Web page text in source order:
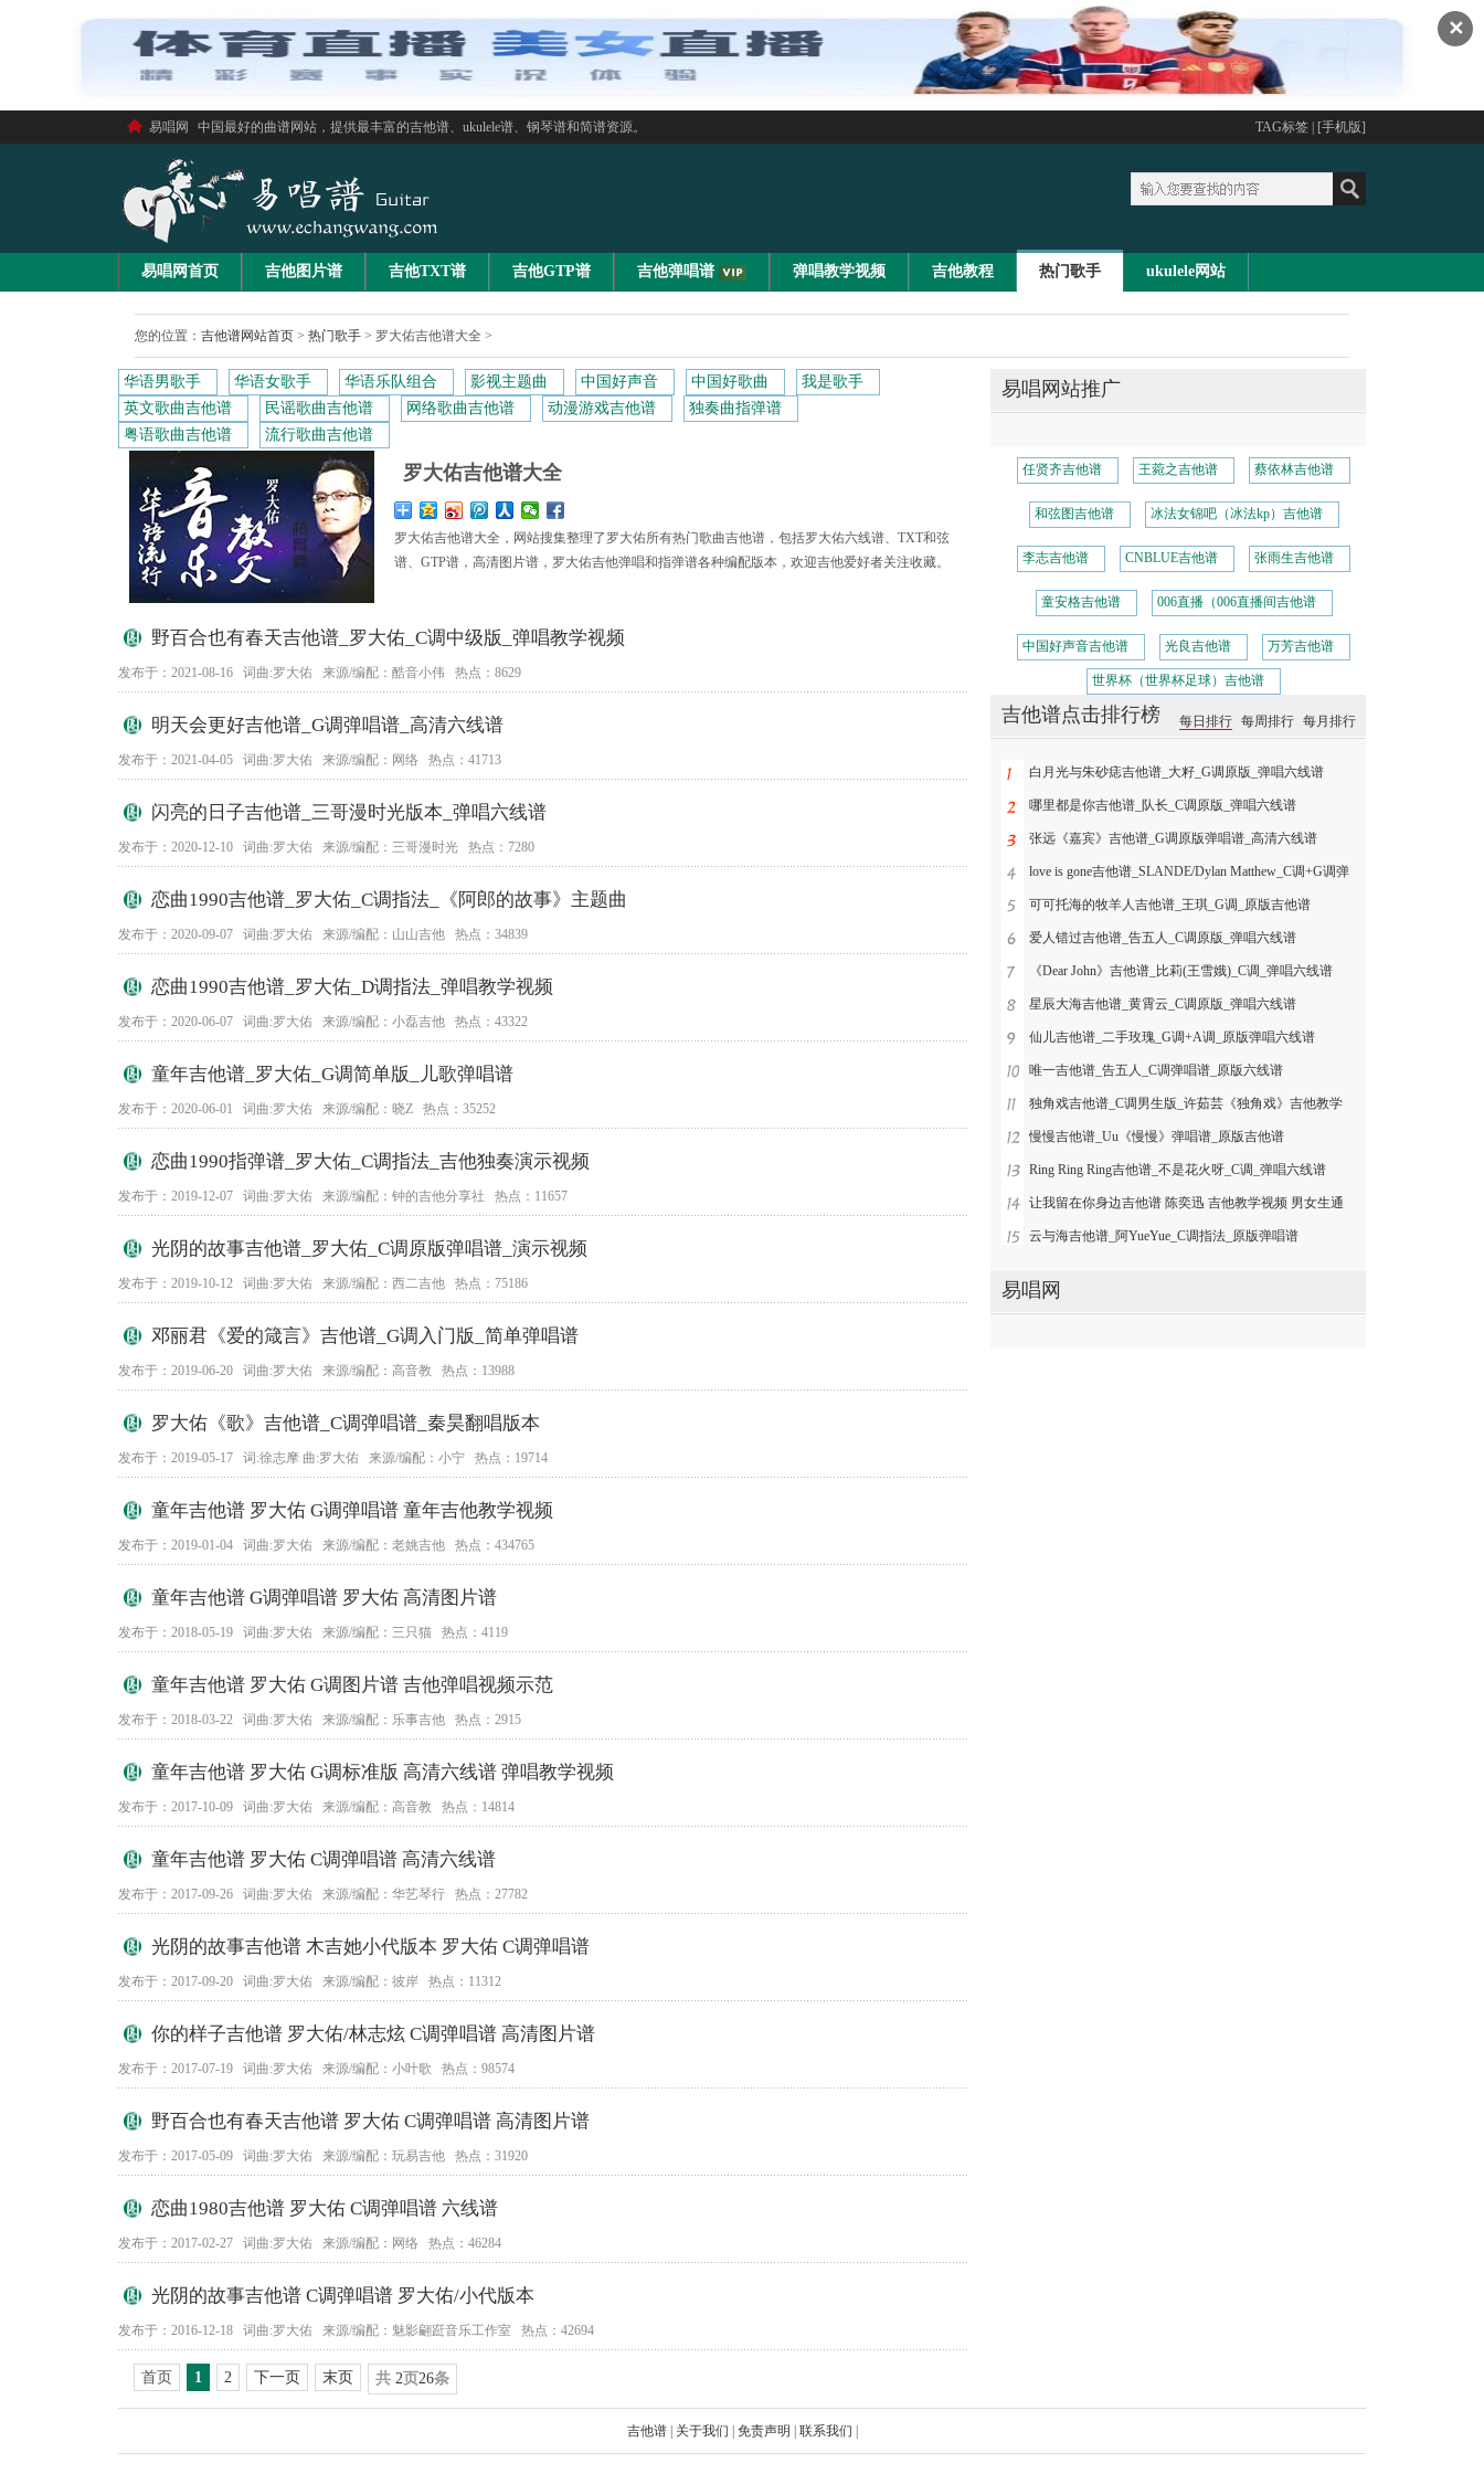
✕
易唱网 中国最好的曲谱网站，提供最丰富的吉他谱、ukulele谱、钢琴谱和简谱资源。 TAG标签 | [手机版]
易唱网首页 吉他图片谱 吉他TXT谱 吉他GTP谱 吉他弹唱谱 弹唱教学视频 吉他教程 热门歌手 ukulele网站
您的位置： 吉他谱网站首页 > 热门歌手 > 罗大佑吉他谱大全 >
华语男歌手 华语女歌手 华语乐队组合 影视主题曲 中国好声音 中国好歌曲
我是歌手
英文歌曲吉他谱
民谣歌曲吉他谱 网络歌曲吉他谱 动漫游戏吉他谱
独奏曲指弹谱
粤语歌曲吉他谱
流行歌曲吉他谱
罗大佑吉他谱大全
罗大佑吉他谱大全，网站搜集整理了罗大佑所有热门歌曲吉他谱，包括罗大佑六线谱、TXT和弦
谱、GTP谱，高清图片谱，罗大佑吉他弹唱和指弹谱各种编配版本，欢迎吉他爱好者关注收藏。
野百合也有春天吉他谱_罗大佑_C调中级版_弹唱教学视频
发布于：2021-08-16 词曲:罗大佑 来源/编配：酷音小伟 热点：8629
明天会更好吉他谱_G调弹唱谱_高清六线谱
发布于：2021-04-05 词曲:罗大佑 来源/编配：网络 热点：41713
闪亮的日子吉他谱_三哥漫时光版本_弹唱六线谱
发布于：2020-12-10 词曲:罗大佑 来源/编配：三哥漫时光 热点：7280
恋曲1990吉他谱_罗大佑_C调指法_《阿郎的故事》主题曲
发布于：2020-09-07 词曲:罗大佑 来源/编配：山山吉他 热点：34839
恋曲1990吉他谱_罗大佑_D调指法_弹唱教学视频
发布于：2020-06-07 词曲:罗大佑 来源/编配：小磊吉他 热点：43322
童年吉他谱_罗大佑_G调简单版_儿歌弹唱谱
发布于：2020-06-01 词曲:罗大佑 来源/编配：晓Z 热点：35252
恋曲1990指弹谱_罗大佑_C调指法_吉他独奏演示视频
发布于：2019-12-07 词曲:罗大佑 来源/编配：钟的吉他分享社 热点：11657
光阴的故事吉他谱_罗大佑_C调原版弹唱谱_演示视频
发布于：2019-10-12 词曲:罗大佑 来源/编配：西二吉他 热点：75186
邓丽君《爱的箴言》吉他谱_G调入门版_简单弹唱谱
发布于：2019-06-20 词曲:罗大佑 来源/编配：高音教 热点：13988
罗大佑《歌》吉他谱_C调弹唱谱_秦昊翻唱版本
发布于：2019-05-17 词:徐志摩 曲:罗大佑 来源/编配：小宁 热点：19714
童年吉他谱 罗大佑 G调弹唱谱 童年吉他教学视频
发布于：2019-01-04 词曲:罗大佑 来源/编配：老姚吉他 热点：434765
童年吉他谱 G调弹唱谱 罗大佑 高清图片谱
发布于：2018-05-19 词曲:罗大佑 来源/编配：三只猫 热点：4119
童年吉他谱 罗大佑 G调图片谱 吉他弹唱视频示范
发布于：2018-03-22 词曲:罗大佑 来源/编配：乐事吉他 热点：2915
童年吉他谱 罗大佑 G调标准版 高清六线谱 弹唱教学视频
发布于：2017-10-09 词曲:罗大佑 来源/编配：高音教 热点：14814
童年吉他谱 罗大佑 C调弹唱谱 高清六线谱
发布于：2017-09-26 词曲:罗大佑 来源/编配：华艺琴行 热点：27782
光阴的故事吉他谱 木吉她小代版本 罗大佑 C调弹唱谱
发布于：2017-09-20 词曲:罗大佑 来源/编配：彼岸 热点：11312
你的样子吉他谱 罗大佑/林志炫 C调弹唱谱 高清图片谱
发布于：2017-07-19 词曲:罗大佑 来源/编配：小叶歌 热点：98574
野百合也有春天吉他谱 罗大佑 C调弹唱谱 高清图片谱
发布于：2017-05-09 词曲:罗大佑 来源/编配：玩易吉他 热点：31920
恋曲1980吉他谱 罗大佑 C调弹唱谱 六线谱
发布于：2017-02-27 词曲:罗大佑 来源/编配：网络 热点：46284
光阴的故事吉他谱 C调弹唱谱 罗大佑/小代版本
发布于：2016-12-18 词曲:罗大佑 来源/编配：魅影翩跹音乐工作室 热点：42694
首页 1 2 下一页 末页 共 2页26条
易唱网站推广
任贤齐吉他谱 王菀之吉他谱 蔡依林吉他谱
和弦图吉他谱 冰法女锦吧（冰法kp）吉他谱
李志吉他谱 CNBLUE吉他谱 张雨生吉他谱
童安格吉他谱 006直播（006直播间吉他谱
中国好声音吉他谱 光良吉他谱 万芳吉他谱
世界杯（世界杯足球）吉他谱
吉他谱点击排行榜 每日排行 每周排行 每月排行
白月光与朱砂痣吉他谱_大籽_G调原版_弹唱六线谱
哪里都是你吉他谱_队长_C调原版_弹唱六线谱
张远《嘉宾》吉他谱_G调原版弹唱谱_高清六线谱
love is gone吉他谱_SLANDE/Dylan Matthew_C调+G调弹
可可托海的牧羊人吉他谱_王琪_G调_原版吉他谱
爱人错过吉他谱_告五人_C调原版_弹唱六线谱
《Dear John》吉他谱_比莉(王雪娥)_C调_弹唱六线谱
星辰大海吉他谱_黄霄云_C调原版_弹唱六线谱
仙儿吉他谱_二手玫瑰_G调+A调_原版弹唱六线谱
唯一吉他谱_告五人_C调弹唱谱_原版六线谱
独角戏吉他谱_C调男生版_许茹芸《独角戏》吉他教学
慢慢吉他谱_Uu《慢慢》弹唱谱_原版吉他谱
Ring Ring Ring吉他谱_不是花火呀_C调_弹唱六线谱
让我留在你身边吉他谱 陈奕迅 吉他教学视频 男女生通
云与海吉他谱_阿YueYue_C调指法_原版弹唱谱
易唱网
吉他谱| 关于我们 免责声明 联系我们